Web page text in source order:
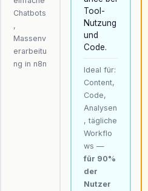
Chatbots
,
Massenv
erarbeitu
ng in n8n
Tool-
Nutzung
und
Code.
Ideal für:
Content,
Code,
Analysen
, tägliche
Workflo
ws —
für 90%
der
Nutzer